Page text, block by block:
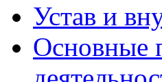
Устав и
Основные